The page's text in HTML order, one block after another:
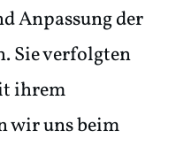
Anpassung der
Sie verfolgten
ihrem
wir uns beim